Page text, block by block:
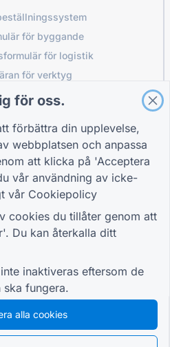
för byggande
för logistik
för verktyg
oss
VILLKOR
Villkor
Sekretesspolicy
Cookie-inställningar
för oss.
förbättra din upplevelse,
webbplatsen och anpassa
att klicka på 'Acceptera
vår användning av icke-
vår Cookiepolicy
cookies du tillåter genom att
Du kan återkalla ditt
inaktiveras eftersom de
fungera.
alla cookies